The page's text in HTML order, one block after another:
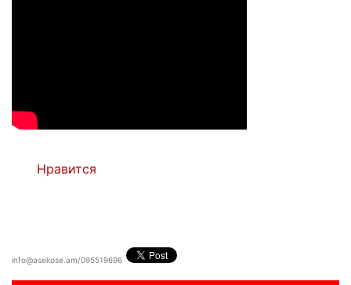
Нравится
info@asekose.am/095519696